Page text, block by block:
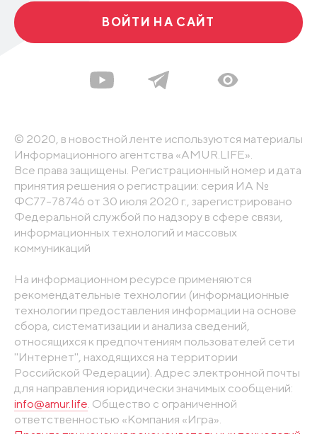
ВОЙТИ НА САЙТ
© 2020, в новостной ленте используются материалы
Информационного агентства «AMUR.LIFE».
Все права защищены. Регистрационный номер и дата
принятия решения о регистрации: серия ИА №
ФС77-78746 от 30 июля 2020 г., зарегистрировано
Федеральной службой по надзору в сфере связи,
информационных технологий и массовых
коммуникаций
На информационном ресурсе применяются
рекомендательные технологии (информационные
технологии предоставления информации на основе
сбора, систематизации и анализа сведений,
относящихся к предпочтениям пользователей сети
"Интернет", находящихся на территории
Российской Федерации). Адрес электронной почты
для направления юридически значимых сообщений:
info@amur.life. Общество с ограниченной
ответственностью «Компания «Игра».